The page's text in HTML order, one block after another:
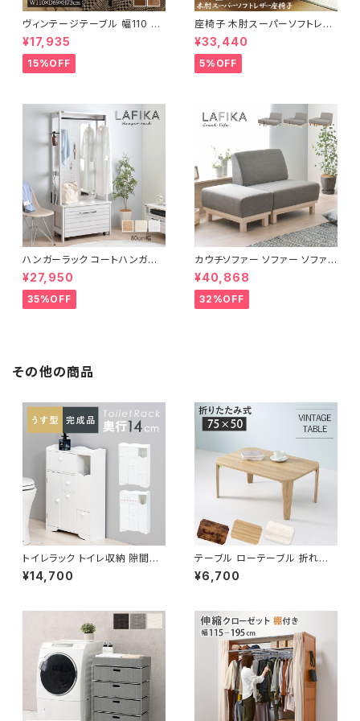
ヴィンテージテーブル 幅110 ダ
イニングテーブル リビングテー
ブル サイドテーブル 新生活 模
様替え
¥17,935
15%OFF
座椅子 木肘スーパーソフトレザ
ー座椅子 リクライニング回転座
椅子 座椅子 父の日 敬老の日
プレゼント 完成品
¥33,440
5%OFF
ハンガーラック コートハンガー
ワードローブ フリーラック クロ
ーゼット 幅80 新生活 一人暮ら
し
¥27,950
35%OFF
カウチソファー ソファー ソファ
オットマン 1.5人掛 け新生活 一
人暮らし 完成品
¥40,868
32%OFF
その他の商品
トイレラック トイレ収納 隙間収
納 トイレ用品 サニタリー収納 ト
イレットペーパー収納 幅45 奥
¥14,700
テーブル ローテーブル 折れ脚
テーブル リビングテーブル セン
ターテーブル 幅75
¥6,700